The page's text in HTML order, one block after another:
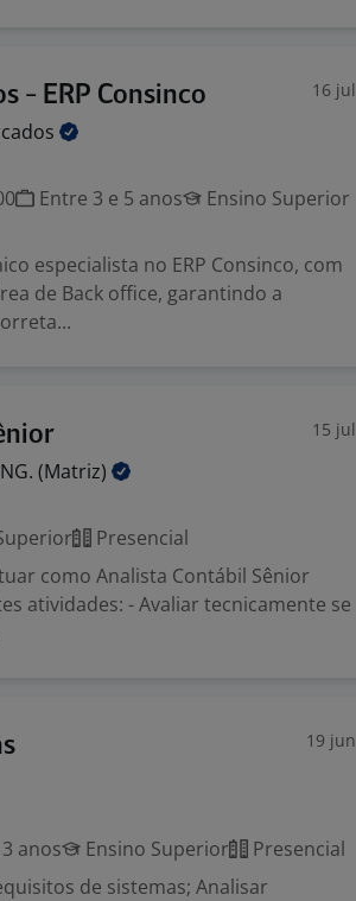
- ERP Consinco 16 jul
Entre 3 e 5 anos
Ensino Superior
especialista no ERP Consinco, com
de Back office, garantindo a
15 jul
(Matriz)
Presencial
como Analista Contábil Sênior
atividades: - Avaliar tecnicamente se
19 jun
anos Ensino Superior
Presencial
de sistemas; Analisar